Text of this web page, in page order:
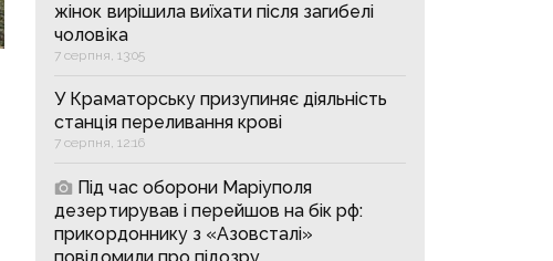
жінок вирішила виїхати після загибелі
чоловіка
7 серпня, 13:05
У Краматорську призупиняє діяльність
станція переливання крові
7 серпня, 12:16
Під час оборони Маріуполя
дезертирував і перейшов на бік рф:
прикордоннику з «Азовсталі»